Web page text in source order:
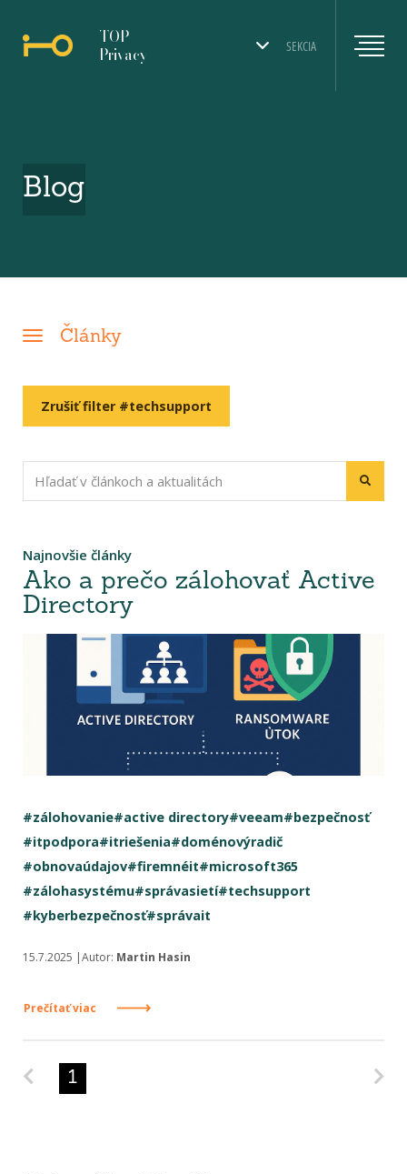
SEKCIA
TOP
Privacy
Blog
Články
Zrušiť filter #techsupport
Najnovšie články
Ako a prečo zálohovať Active
Directory
#zálohovanie#active directory#veeam#bezpečnosť
#itpodpora#itriešenia#doménovýradič
#obnovaúdajov#firemnéit#microsoft365
#zálohasystému#správasietí#techsupport
#kyberbezpečnosť#správait
15.7.2025 |Autor: Martin Hasin
Prečítať viac
Predchádzajúca strana
1